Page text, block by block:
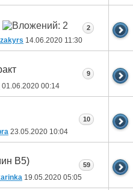
14.06.2020 11:30
2
01.06.2020 00:14
9
23.05.2020 10:04
10
B5)
19.05.2020 05:05
59